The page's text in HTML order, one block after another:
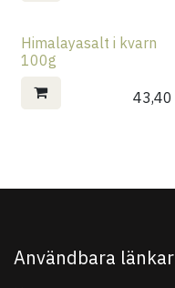
Himalayasalt i kvarn
100g
43,40
Användbara länkar